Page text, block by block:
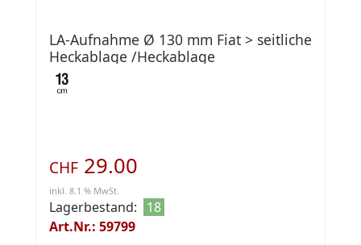
LA-Aufnahme Ø 130 mm Fiat > seitliche
Heckablage /Heckablage
CHF 29.00
inkl. 8.1 % MwSt.
Lagerbestand:
18
Art.Nr.: 59799